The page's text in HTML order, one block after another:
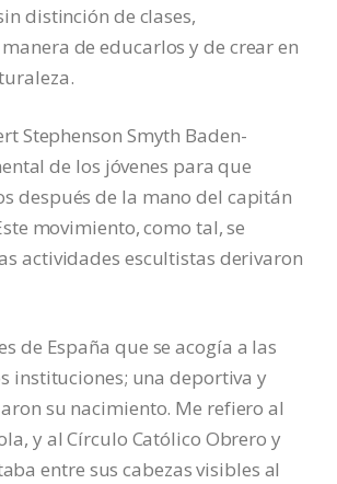
distinción de clases,
de educarlos y de crear en
Stephenson Smyth Baden-
de los jóvenes para que
después de la mano del capitán
movimiento, como tal, se
actividades escultistas derivaron
de España que se acogía a las
instituciones; una deportiva y
su nacimiento. Me refiero al
y al Círculo Católico Obrero y
entre sus cabezas visibles al